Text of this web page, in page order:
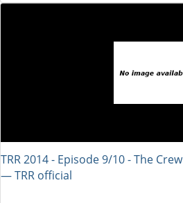
TRR 2014 - Episode 9/10 - The Crew
― TRR official